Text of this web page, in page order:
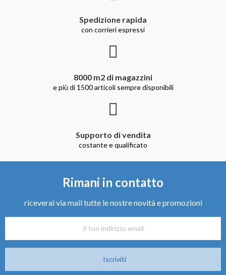
Spedizione rapida
con corrieri espressi
8000 m2 di magazzini
e più di 1500 articoli sempre disponibili
Supporto di vendita
costante e qualificato
Rimani in contatto
riceverai via mail tutte le nostre novità e promozioni
Iscriviti